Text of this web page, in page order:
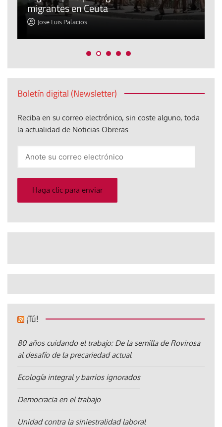
migrantes en Ceuta
Jose Luis Palacios
Boletín digital (Newsletter)
Reciba en su correo electrónico, sin coste alguno, toda
la actualidad de Noticias Obreras
electrónico
Haga clic para enviar
¡Tú!
80 años cuidando el trabajo: De la semilla de Rovirosa
al desafío de la precariedad actual
Ecología integral y barrios ignorados
Democracia en el trabajo
Unidad contra la siniestralidad laboral